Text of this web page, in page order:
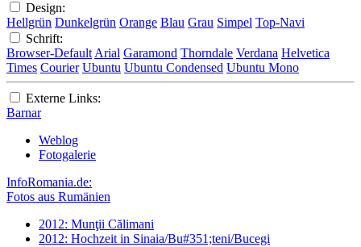
Design:
Hellgrün Dunkelgrün Orange Blau Grau Simpel Top-Navi
Schrift:
Browser-Default Arial Garamond Thorndale Verdana Helvetica
Times Courier Ubuntu Ubuntu Condensed Ubuntu Mono
Externe Links:
Barnar
Weblog
Fotogalerie
InfoRomania.de:
Fotos aus Rumänien
2012: Munţii Călimani
2012: Hochzeit in Sinaia/Bu#351;teni/Bucegi